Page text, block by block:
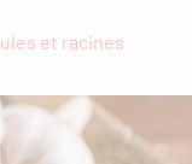
et racines